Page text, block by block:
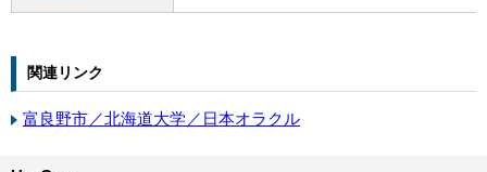
関連リンク
富良野市／北海道大学／日本オラクル